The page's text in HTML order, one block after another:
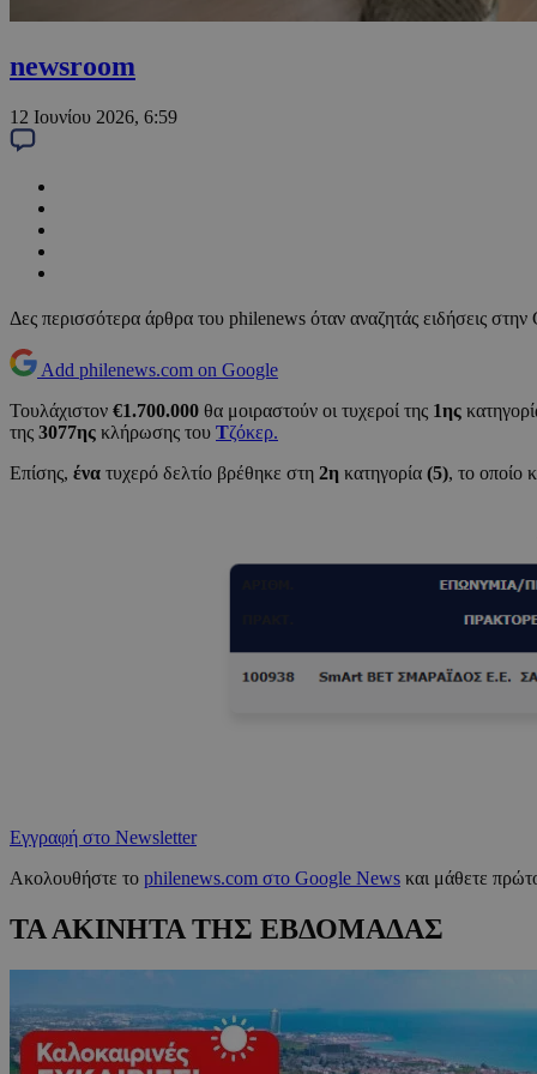
newsroom
12 Ιουνίου 2026, 6:59
Δες περισσότερα άρθρα του philenews όταν αναζητάς ειδήσεις στην
Add philenews.com on Google
Τουλάχιστον €1.700.000 θα μοιραστούν οι τυχεροί της 1ης
της 3077ης κλήρωσης του Τζόκερ.
Επίσης, ένα τυχερό δελτίο βρέθηκε στη 2η κατηγορία (5), το οποίο
Εγγραφή στο Newsletter
Ακολουθήστε το philenews.com στο Google News και μάθετε
ΤΑ ΑΚΙΝΗΤΑ ΤΗΣ ΕΒΔΟΜΑΔΑΣ